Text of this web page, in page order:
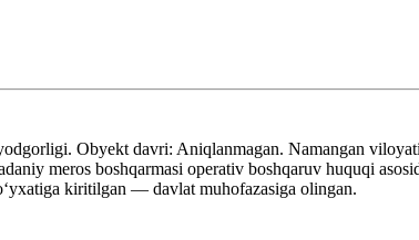
Obyekt davri: Aniqlanmagan. Namangan
meros boshqarmasi operativ boshqaruv huquqi
kiritilgan — davlat muhofazasiga olingan.